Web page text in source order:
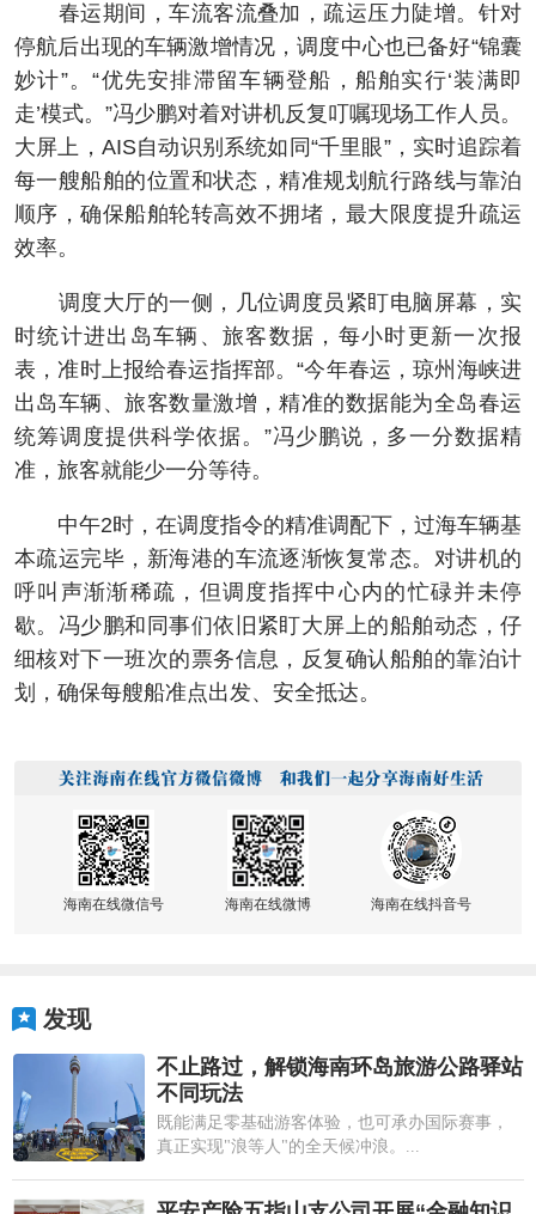
春运期间，车流客流叠加，疏运压力陡增。针对
停航后出现的车辆激增情况，调度中心也已备好“锦囊
妙计”。“优先安排滞留车辆登船，船舶实行‘装满即
走’模式。”冯少鹏对着对讲机反复叮嘱现场工作人员。
大屏上，AIS自动识别系统如同“千里眼”，实时追踪着
每一艘船舶的位置和状态，精准规划航行路线与靠泊
顺序，确保船舶轮转高效不拥堵，最大限度提升疏运
效率。
调度大厅的一侧，几位调度员紧盯电脑屏幕，实
时统计进出岛车辆、旅客数据，每小时更新一次报
表，准时上报给春运指挥部。“今年春运，琼州海峡进
出岛车辆、旅客数量激增，精准的数据能为全岛春运
统筹调度提供科学依据。”冯少鹏说，多一分数据精
准，旅客就能少一分等待。
中午2时，在调度指令的精准调配下，过海车辆基
本疏运完毕，新海港的车流逐渐恢复常态。对讲机的
呼叫声渐渐稀疏，但调度指挥中心内的忙碌并未停
歇。冯少鹏和同事们依旧紧盯大屏上的船舶动态，仔
细核对下一班次的票务信息，反复确认船舶的靠泊计
划，确保每艘船准点出发、安全抵达。
海南在线微信号 海南在线微博 海南在线抖音号
发现
不止路过，解锁海南环岛旅游公路驿站
不同玩法
既能满足零基础游客体验，也可承办国际赛事，
真正实现"浪等人"的全天候冲浪。...